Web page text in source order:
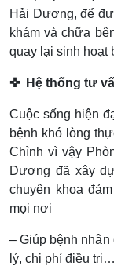
Hải Dương, để
khám và chữa
quay lại sinh hoạt
✜ Hệ thống tư
Cuộc sống hiện
bệnh khó lòng
Chình vì vậy
Dương đã xây
chuyên khoa
mọi nơi
– Giúp bệnh nhân
lý, chi phí điều